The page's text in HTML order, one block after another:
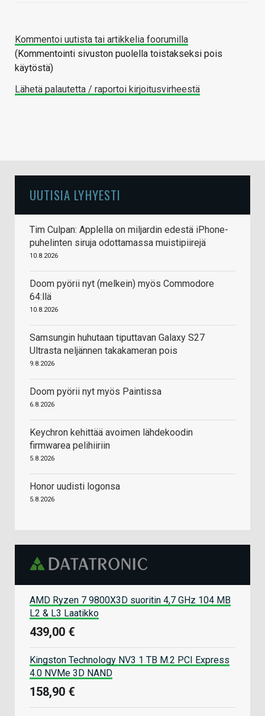
Kommentoi uutista tai artikkelia foorumilla
(Kommentointi sivuston puolella toistakseksi pois
käytöstä)
Lähetä palautetta / raportoi kirjoitusvirheestä
UUTISIA LYHYESTI
Tim Culpan: Applella on miljardin edestä iPhone-
puhelinten siruja odottamassa muistipiirejä
10.8.2026
Doom pyörii nyt (melkein) myös Commodore
64:llä
10.8.2026
Samsungin huhutaan tiputtavan Galaxy S27
Ultrasta neljännen takakameran pois
9.8.2026
Doom pyörii nyt myös Paintissa
6.8.2026
Keychron kehittää avoimen lähdekoodin
firmwarea pelihiiriin
5.8.2026
Honor uudisti logonsa
5.8.2026
AMD Ryzen 7 9800X3D suoritin 4,7 GHz 104 MB
L2 & L3 Laatikko
439,00 €
Kingston Technology NV3 1 TB M.2 PCI Express
4.0 NVMe 3D NAND
158,90 €